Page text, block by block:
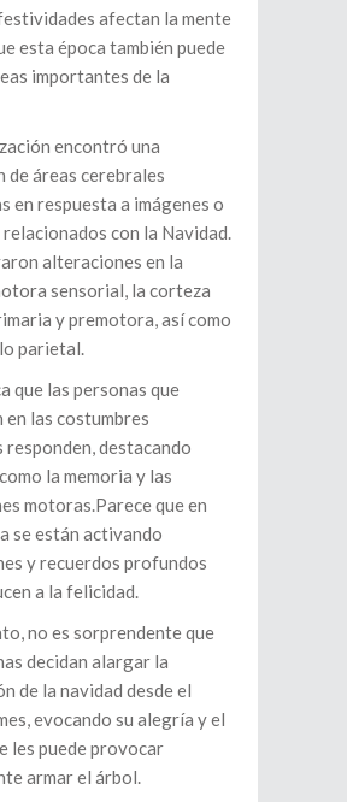
afectan la mente
esta época también puede
importantes de la
encontró una
de áreas cerebrales
en respuesta a imágenes o
con la Navidad.
alteraciones en la
sensorial, la corteza
y premotora, así como
parietal.
que las personas que
las costumbres
responden, destacando
la memoria y las
motoras.Parece que en
se están activando
y recuerdos profundos
a la felicidad.
no es sorprendente que
decidan alargar la
de la navidad desde el
evocando su alegría y el
les puede provocar
armar el árbol.